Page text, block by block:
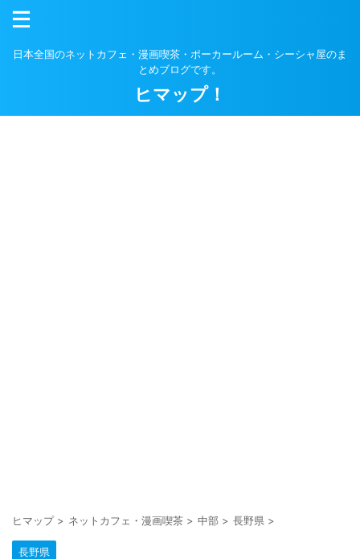
日本全国のネットカフェ・漫画喫茶・ポーカールーム・シーシャ屋のま
とめブログです。
ヒマップ！
ヒマップ> ネットカフェ・漫画喫茶 > 中部 > 長野県 >
長野県